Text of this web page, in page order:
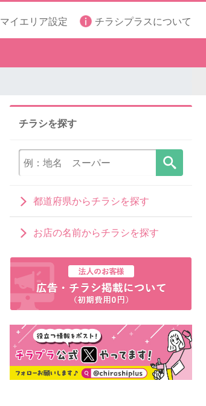
マイエリア設定 チラシプラスについて
チラシを探す
都道府県からチラシを探す
お店の名前からチラシを探す